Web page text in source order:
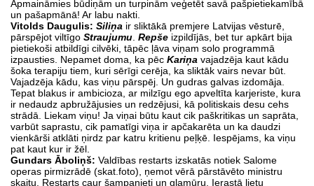
Apmaināmies būdiņām un turpinām veģetēt savā pašpietiekamībā
un pašapmānā! Ar labu nakti.
Vitolds Daugulis: Siliņa ir sliktākā premjere Latvijas vēsturē,
pārspējot viltīgo Straujumu Repše izpildījās, bet tur apkārt bija
pietiekoši atbildīgi cilvēki, tāpēc ļāva viņam solo programmā
izpausties. Nepamet doma, ka pēc Kariņa vajadzēja kaut kādu
šoka terapiju tiem, kuri sērīgi cerēja, ka sliktāk vairs nevar būt.
Vajadzēja kādu, kas viņu pārspēj. Un gudras galvas izdomāja.
Tepat blakus ir ambicioza, ar milzīgu ego apveltīta karjeriste, kura
ir nedaudz apbružājusies un redzējusi, kā politiskais desu cehs
strādā. Liekam viņu! Ja viņai būtu kaut cik paškritikas un saprāta,
varbūt saprastu, cik pamatīgi viņa ir apčakarēta un ka daudzi
vienkārši atklāti ņirdz par katru kritienu peļķē. Iespējams, ka viņu
pat kaut kur ir žēl.
Gundars Āboliņš: Valdības restarts izskatās notiek Salome
operas pirmizrādē (skat.foto), ņemot vērā pārstāvēto ministru
skaitu. Restarts caur šampanieti un glamūru. Ierastā lietu